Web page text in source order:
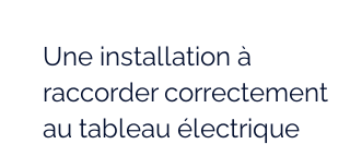
Une installation à
raccorder correctement
au tableau électrique